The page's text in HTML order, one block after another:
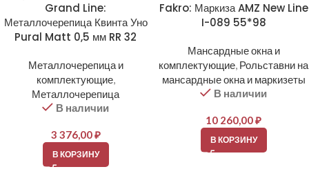
Grand Line:
Металлочерепица Квинта Уно
Pural Matt 0,5 мм RR 32
Металлочерепица и
комплектующие,
Металлочерепица
В наличии
3 376,00₽
В КОРЗИНУ
Fakro: Маркиза AMZ New Line
I-089 55*98
Мансардные окна и
комплектующие, Рольставни на
мансардные окна и маркизеты
В наличии
10 260,00₽
В КОРЗИНУ